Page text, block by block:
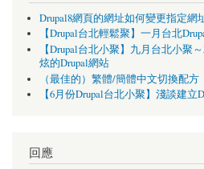
Drupal8網頁的網址如何變更指定網
【Drupal台北輕鬆聚】一月台北
【Drupal台北小聚】九月台北小聚
炫的Drupal網站
（最佳的）繁體/簡體中文切換配方
【6月份Drupal台北小聚】淺談建
回應